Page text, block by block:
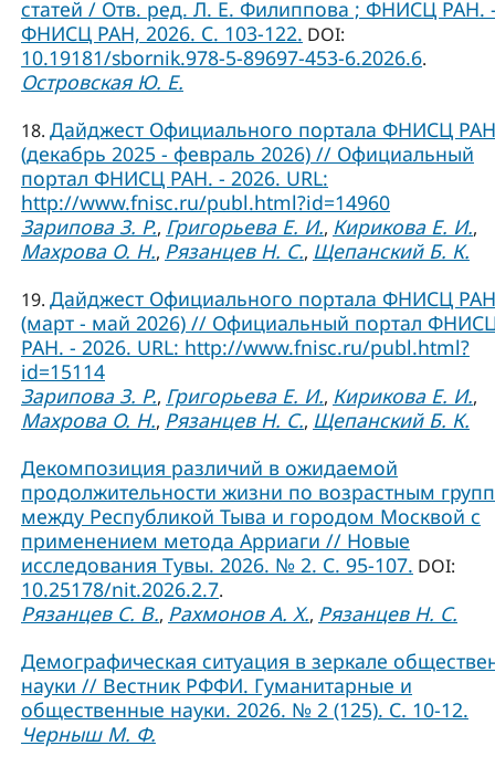
статей / Отв. ред. Л. Е. Филиппова ; ФНИСЦ РАН.
ФНИСЦ РАН, 2026. C. 103-122. DOI:
10.19181/sbornik.978-5-89697-453-6.2026.6.
Островская Ю. Е.
18. Дайджест Официального портала ФНИСЦ РАН
(декабрь 2025 - февраль 2026) // Официальный
портал ФНИСЦ РАН. - 2026. URL:
http://www.fnisc.ru/publ.html?id=14960
Зарипова З. Р., Григорьева Е. И., Кирикова Е. И.,
Махрова О. Н., Рязанцев Н. С., Щепанский Б. К.
19. Дайджест Официального портала ФНИСЦ РАН
(март - май 2026) // Официальный портал
РАН. - 2026. URL: http://www.fnisc.ru/publ.html?
id=15114
Зарипова З. Р., Григорьева Е. И., Кирикова Е. И.,
Махрова О. Н., Рязанцев Н. С., Щепанский Б. К.
Декомпозиция различий в ожидаемой
продолжительности жизни по возрастным
между Республикой Тыва и городом Москвой с
применением метода Арриаги // Новые
исследования Тувы. 2026. № 2. С. 95-107. DOI:
10.25178/nit.2026.2.7.
Рязанцев С. В., Рахмонов А. Х., Рязанцев Н. С.
Демографическая ситуация в зеркале
науки // Вестник РФФИ. Гуманитарные и
общественные науки. 2026. № 2 (125). С. 10-12.
Черныш М. Ф.